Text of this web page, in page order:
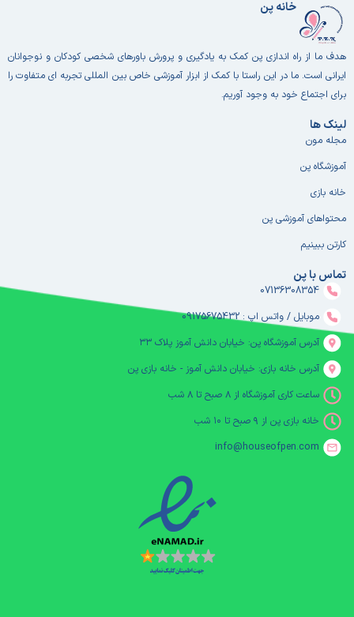
خانه پن
هدف ما از راه اندازی پن کمک به یادگیری و پرورش باورهای شخصی کودکان و نوجوانان
ایرانی است. ما در این راستا با کمک از ابزار آموزشی خاص بین المللی تجربه ای متفاوت را
برای اجتماع خود به وجود آوریم.
لینک ها
مجله مون
آموزشگاه پن
خانه بازی
محتواهای آموزشی پن
کارتن ببینیم
تماس با پن
07136308354
موبایل / واتس اپ : 09175675432
آدرس آموزشگاه پن: خیابان دانش آموز پلاک ۳۳
آدرس خانه بازی: خیابان دانش آموز - خانه بازی پن
ساعت کاری آموزشگاه از ۸ صبح تا ۸ شب
خانه بازی پن از ۹ صبح تا ۱۰ شب
info@houseofpen.com